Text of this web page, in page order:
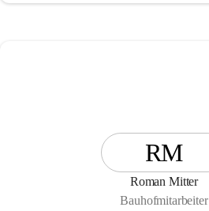
RM
Roman Mitter
Bauhofmitarbeiter